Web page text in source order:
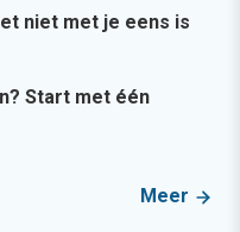
niet met je eens is
Start met één
Meer